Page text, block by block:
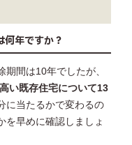
何年ですか？
間は10年でしたが、
い既存住宅について13
に当たるかで変わるの
を早めに確認しましょ